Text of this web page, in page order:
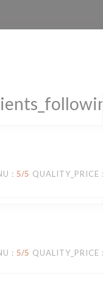
: 5/5 QUALITY_PRICE
: 5/5 QUALITY_PRICE